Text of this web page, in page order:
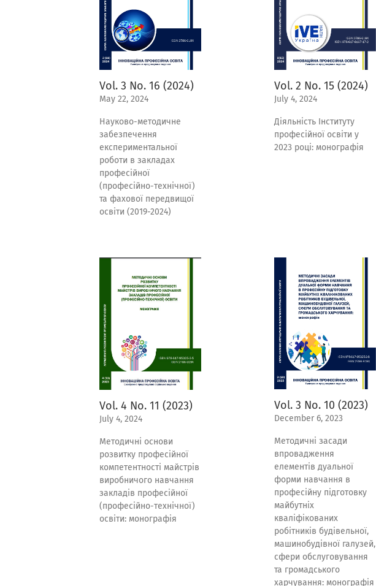
Vol. 3 No. 16 (2024)
May 22, 2024
Науково-методичне
забезпечення
експериментальної
роботи в закладах
професійної
(професійно-технічної)
та фахової передвищої
освіти (2019-2024)
Vol. 2 No. 15 (2024)
July 4, 2024
Діяльність Інституту
професійної освіти у
2023 році: монографія
Vol. 4 No. 11 (2023)
July 4, 2024
Методичні основи
розвитку професійної
компетентності майстрів
виробничого навчання
закладів професійної
(професійно-технічної)
освіти: монографія
Vol. 3 No. 10 (2023)
December 6, 2023
Методичні засади
впровадження
елементів дуальної
форми навчання в
професійну підготовку
майбутніх
кваліфікованих
робітників будівельної,
машинобудівної галузей,
сфери обслуговування
та громадського
харчування: монографія